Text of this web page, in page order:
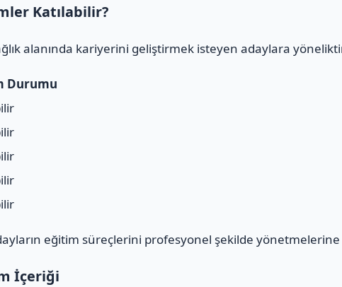
Katılabilir?
alanında kariyerini geliştirmek isteyen adaylara
Durumu
eğitim süreçlerini profesyonel şekilde yönetmelerine
İçeriği